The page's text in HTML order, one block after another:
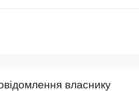
власнику